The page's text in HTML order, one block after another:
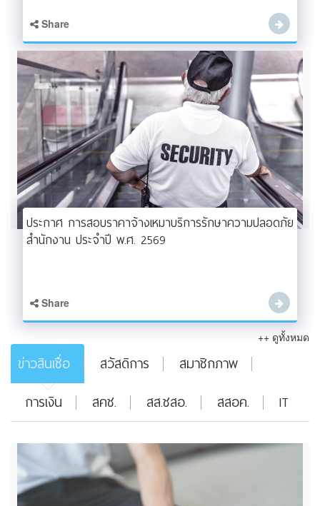
Share
ประกาศ การสอบราคาจ้างเหมาบริการรักษาความปลอดภัย
สำนักงาน ประจำปี พ.ศ. 2569
Share
++ ดูทั้งหมด
ข่าวสินเชื่อ สวัสดิการ
สมาชิกภาพ
การเงิน
สคช. สส.ชสอ. สสอค. IT